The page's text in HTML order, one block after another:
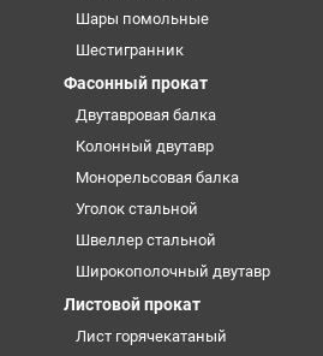
Шары помольные
Шестигранник
Фасонный прокат
Двутавровая балка
Колонный двутавр
Монорельсовая балка
Уголок стальной
Швеллер стальной
Широкополочный двутавр
Листовой прокат
Лист горячекатаный